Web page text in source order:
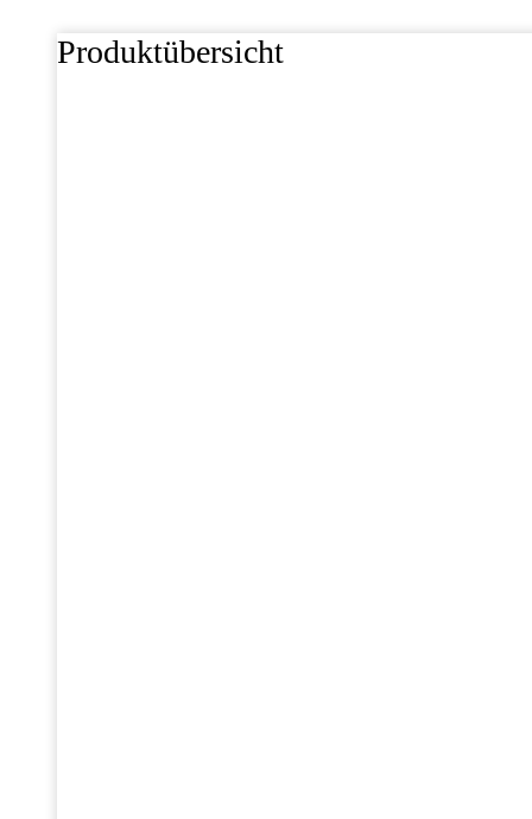
Produktübersicht